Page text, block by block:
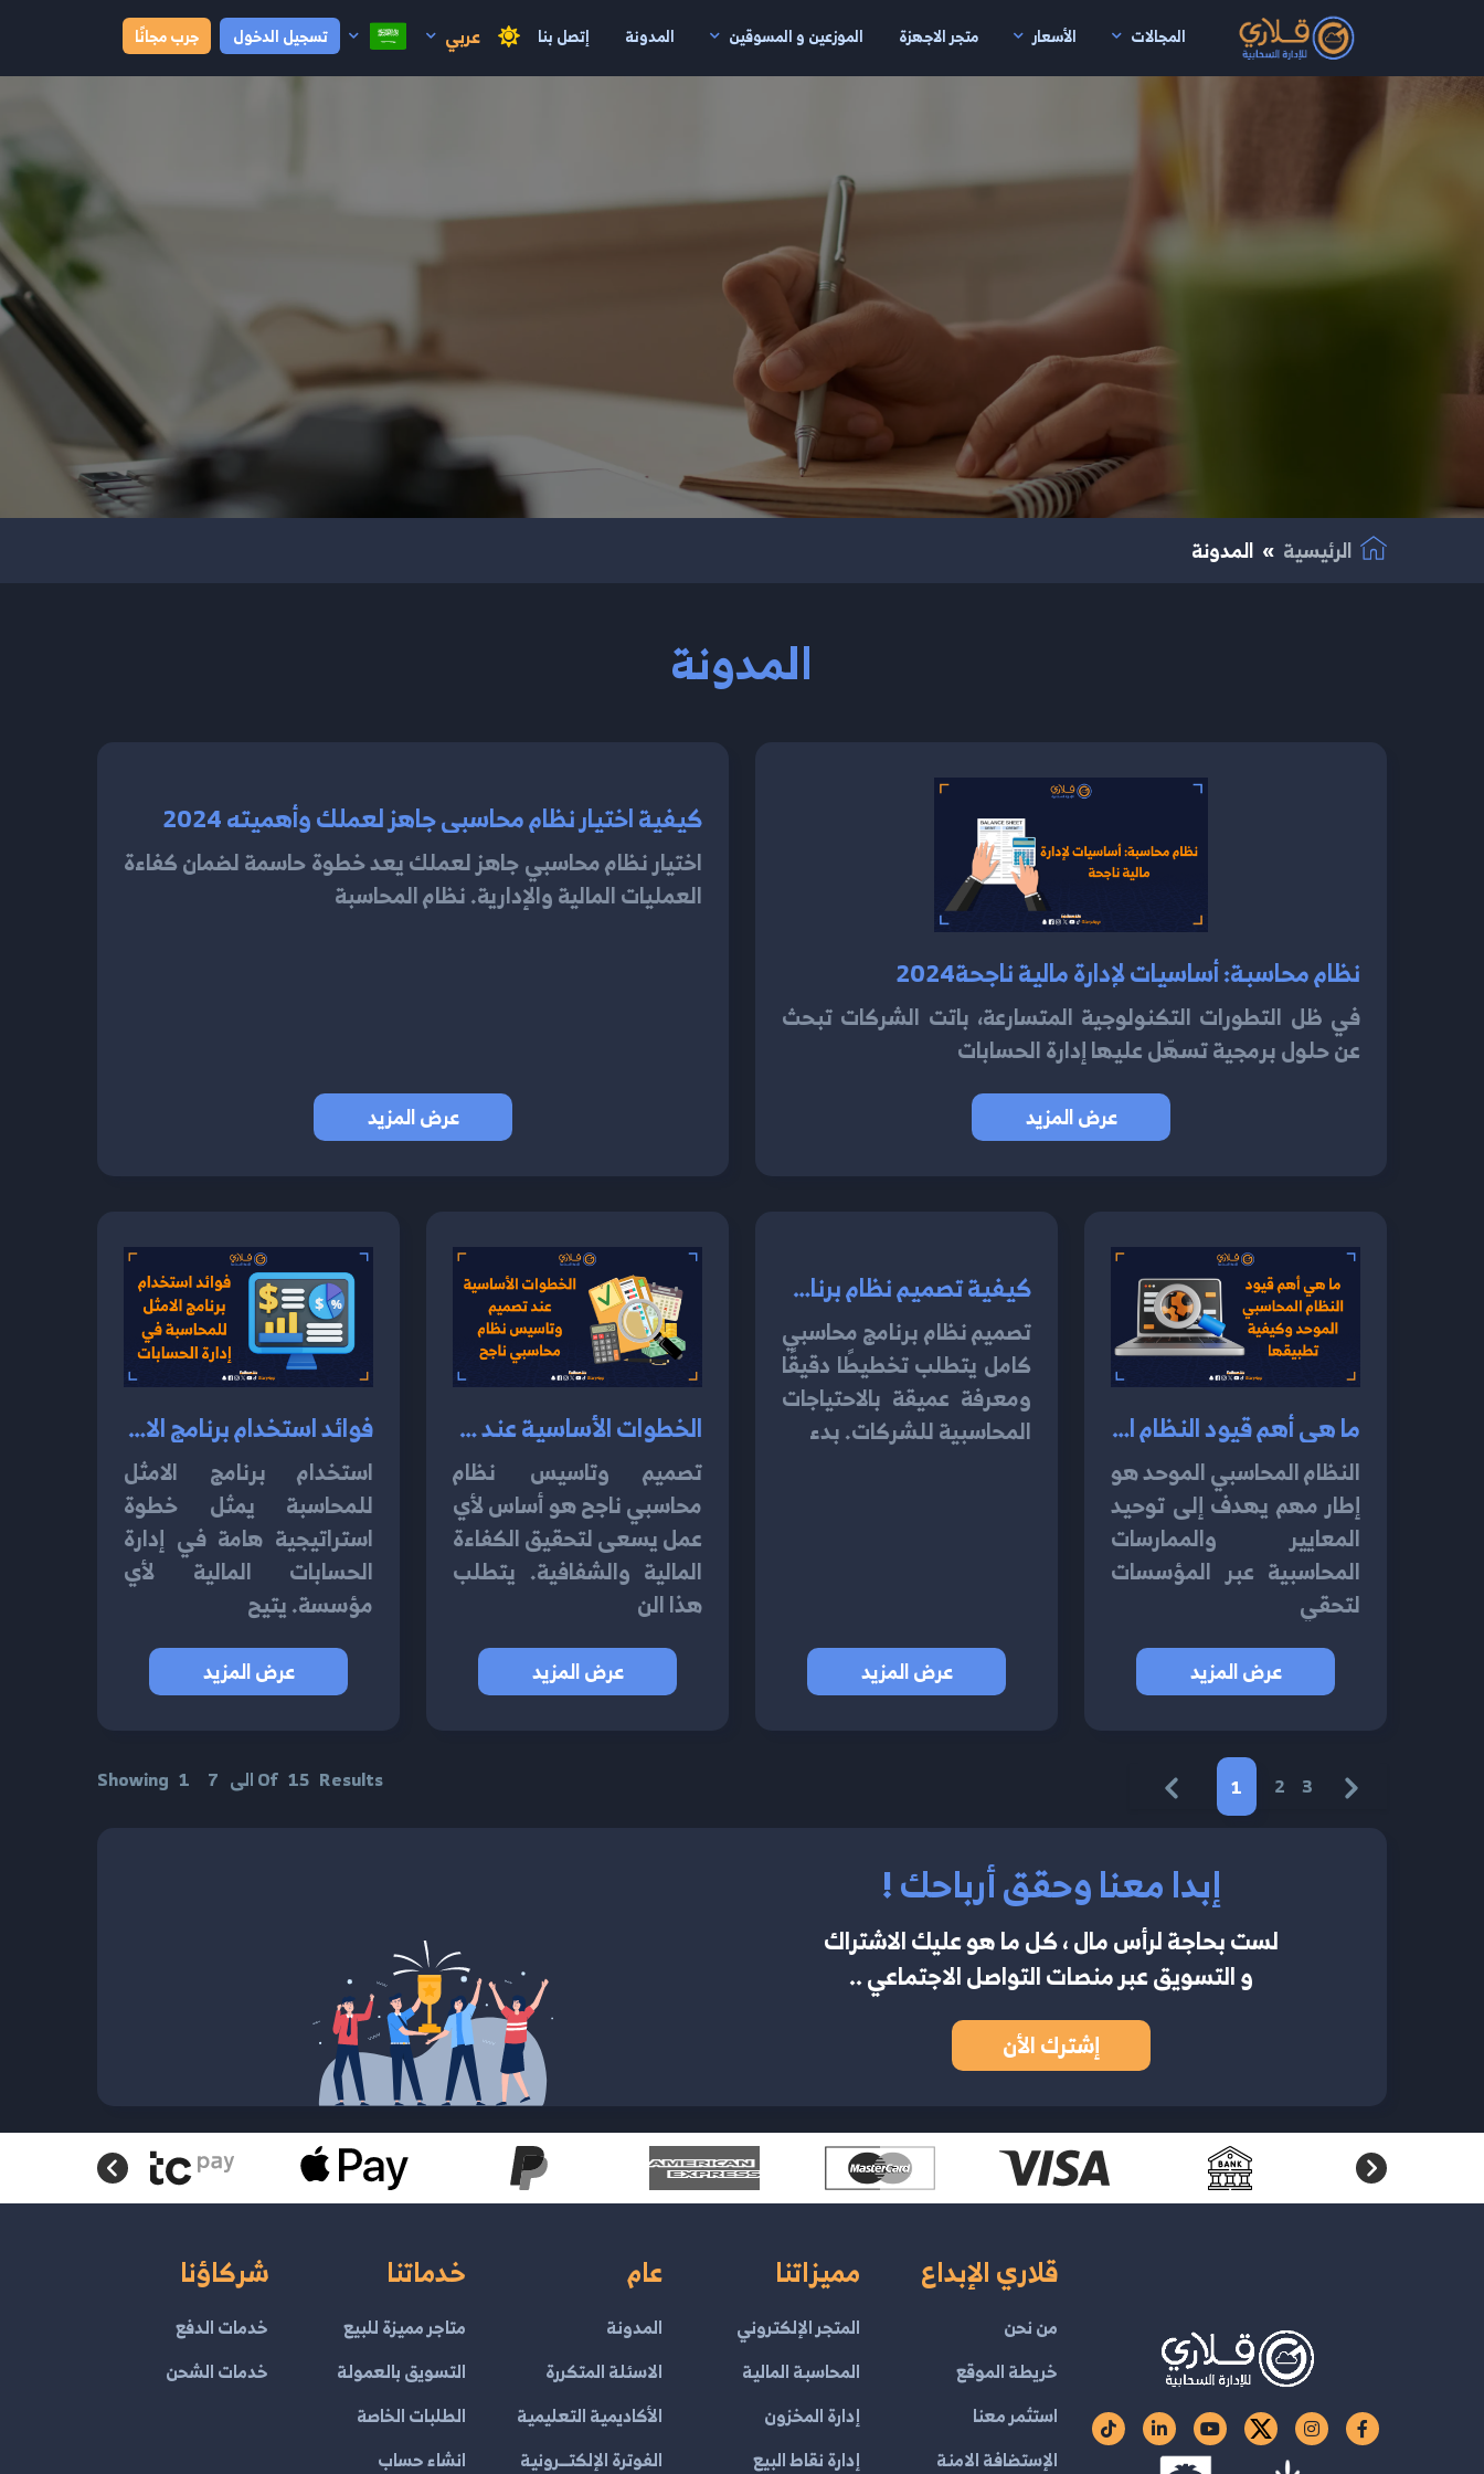
المجالات الأسعار متجر الاجهزة الموزعين و المسوقين المدونة إتصل بنا عربي تسجيل الدخول جرب مجانًا
انتقال إلى المحتوى الرئيسي
الرئيسية المدونة
المدونة
نظام محاسبة: أساسيات لإدارة مالية ناجحة2024
في ظل التطورات التكنولوجية المتسارعة، باتت الشركات تبحث
عن حلول برمجية تسهّل عليها إدارة الحسابات
عرض المزيد
كيفية اختيار نظام محاسبي جاهز لعملك وأهميته 2024
اختيار نظام محاسبي جاهز لعملك يعد خطوة حاسمة لضمان كفاءة
العمليات المالية والإدارية. نظام المحاسبة
عرض المزيد
ما هي أهم قيود النظام المحاسبي الموحد وكيفية تطبيقها 2024
النظام المحاسبي الموحد هو
إطار مهم يهدف إلى توحيد
المعايير والممارسات
المحاسبية عبر المؤسسات
لتحقي
عرض المزيد
كيفية تصميم نظام برنامج محاسبي كامل خطوة بخطوة 2024
تصميم نظام برنامج محاسبي
كامل يتطلب تخطيطًا دقيقًا
ومعرفة عميقة بالاحتياجات
المحاسبية للشركات. بدء
عرض المزيد
الخطوات الأساسية عند تصميم وتاسيس نظام محاسبي ناجح 2024
تصميم وتاسيس نظام
محاسبي ناجح هو أساس لأي
عمل يسعى لتحقيق الكفاءة
المالية والشفافية. يتطلب
هذا الن
عرض المزيد
فوائد استخدام برنامج الامثل للمحاسبة في إدارة الحسابات 2024
استخدام برنامج الامثل
للمحاسبة يمثل خطوة
استراتيجية هامة في إدارة
الحسابات المالية لأي
مؤسسة. يتيح
عرض المزيد
Showing 1 الى 7 Of 15 Results 1 2 3
إبدا معنا وحقق أرباحك !
لست بحاجة لرأس مال ، كل ما هو عليك الاشتراك
و التسويق عبر منصات التواصل الاجتماعي ..
إشترك الأن
قلاري الإبداع
من نحن
خريطة الموقع
استثمر معنا
الإستضافة الامنة
مميزاتنا
المتجر الإلكتروني
المحاسبة المالية
إدارة المخزون
إدارة نقاط البيع
عام
المدونة
الاسئلة المتكررة
الأكاديمية التعليمية
الفوترة الإلكتــرونية
خدماتنا
متاجر مميزة للبيع
التسويق بالعمولة
الطلبات الخاصة
انشاء حساب
شركاؤنا
خدمات الدفع
خدمات الشحن